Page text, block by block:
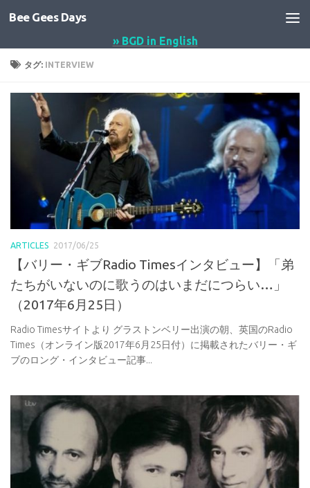
コンテンツへスキップ
Bee Gees Days
» BGD in English
タグ: INTERVIEW
ARTICLES 2017/06/25
【バリー・ギブRadio Timesインタビュー】「弟
たちがいないのに歌うのはいまだにつらい…」
（2017年6月25日）
Radio Timesサイトより グラストンベリー出演の朝、英国のRadio
Times（オンライン版2017年6月25日付）に掲載されたバリー・ギ
ブのロング・インタビュー記事...